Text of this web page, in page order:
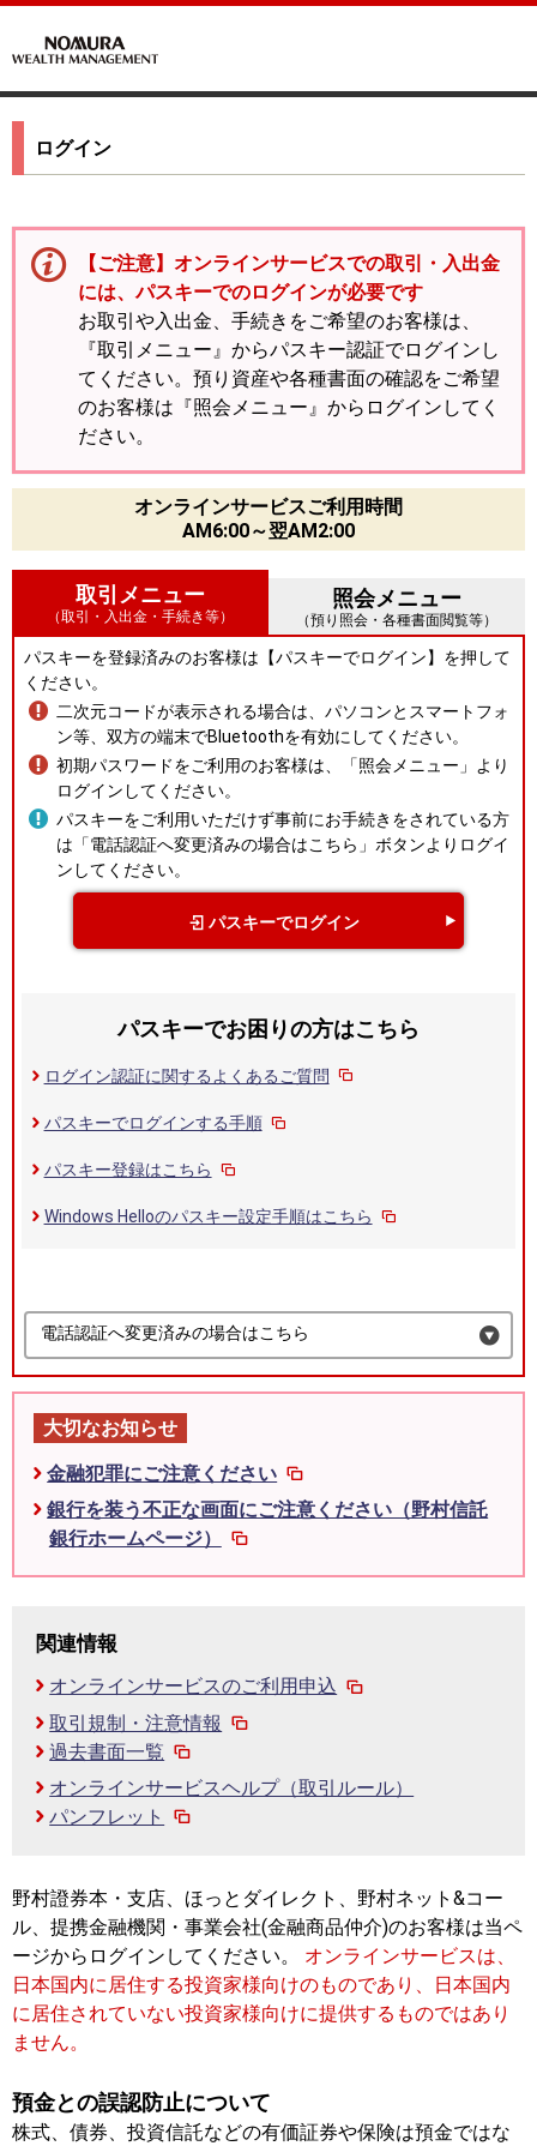
ログイン
【ご注意】オンラインサービスでの取引・入出金
には、パスキーでのログインが必要です
お取引や入出金、手続きをご希望のお客様は、
『取引メニュー』からパスキー認証でログインし
てください。預り資産や各種書面の確認をご希望
のお客様は『照会メニュー』からログインしてく
ださい。
オンラインサービスご利用時間
AM6:00～翌AM2:00
取引メニュー
（取引・入出金・手続き等）
照会メニュー
（預り照会・各種書面閲覧等）
パスキーを登録済みのお客様は【パスキーでログイン】を押して
ください。
二次元コードが表示される場合は、パソコンとスマートフォ
ン等、双方の端末でBluetoothを有効にしてください。
初期パスワードをご利用のお客様は、「照会メニュー」より
ログインしてください。
パスキーをご利用いただけず事前にお手続きをされている方
は「電話認証へ変更済みの場合はこちら」ボタンよりログイ
ンしてください。
パスキーでログイン
パスキーでお困りの方はこちら
ログイン認証に関するよくあるご質問
パスキーでログインする手順
パスキー登録はこちら
Windows Helloのパスキー設定手順はこちら
電話認証へ変更済みの場合はこちら
大切なお知らせ
金融犯罪にご注意ください
銀行を装う不正な画面にご注意ください（野村信託
銀行ホームページ）
関連情報
オンラインサービスのご利用申込
取引規制・注意情報
過去書面一覧
オンラインサービスヘルプ（取引ルール）
パンフレット
野村證券本・支店、ほっとダイレクト、野村ネット&コー
ル、提携金融機関・事業会社(金融商品仲介)のお客様は当ペ
ージからログインしてください。 オンラインサービスは、
日本国内に居住する投資家様向けのものであり、日本国内
に居住されていない投資家様向けに提供するものではあり
ません。
預金との誤認防止について
株式、債券、投資信託などの有価証券や保険は預金ではな